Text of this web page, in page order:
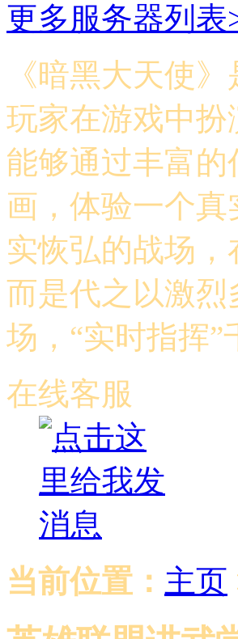
更多服务器列表
《暗黑大天使
玩家在游戏中
能够通过丰富
画，体验一个
实恢弘的战场
而是代之以激
场，“实时指挥
在线客服
当前位置： 主页